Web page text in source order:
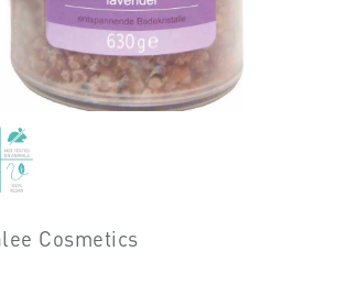
Cosmetics